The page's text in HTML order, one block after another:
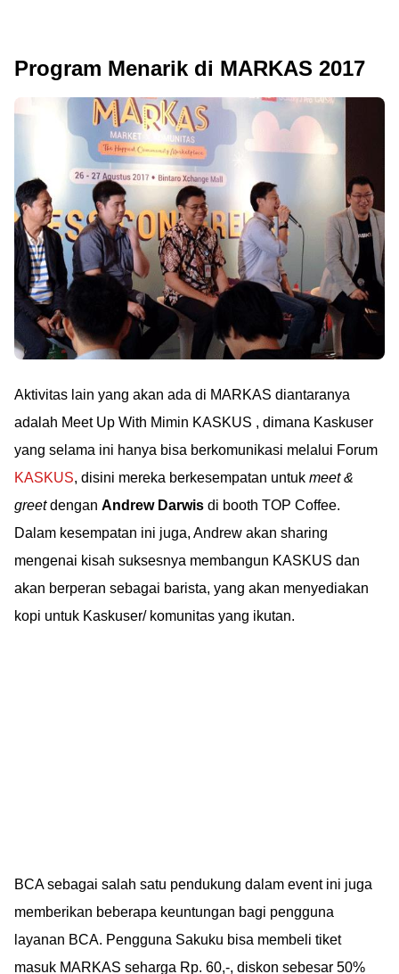
Program Menarik di MARKAS 2017
Aktivitas lain yang akan ada di MARKAS diantaranya
adalah Meet Up With Mimin KASKUS , dimana Kaskuser
yang selama ini hanya bisa berkomunikasi melalui Forum
KASKUS, disini mereka berkesempatan untuk meet &
greetdengan Andrew Darwis di booth TOP Coffee.
Dalam kesempatan ini juga, Andrew akan sharing
mengenai kisah suksesnya membangun KASKUS dan
akan berperan sebagai barista, yang akan menyediakan
kopi untuk Kaskuser/ komunitas yang ikutan.
BCA sebagai salah satu pendukung dalam event ini juga
memberikan beberapa keuntungan bagi pengguna
layanan BCA. Pengguna Sakuku bisa membeli tiket
masuk MARKAS seharga Rp. 60,-, diskon sebesar 50%